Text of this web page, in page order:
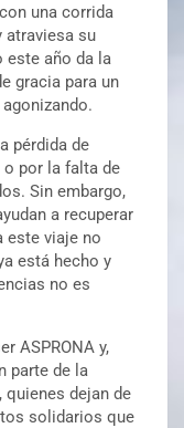
una corrida
atraviesa su
este año da la
gracia para un
pérdida de
por la falta de
Sin embargo,
a recuperar
este viaje no
está hecho y
no es
ASPRONA y,
parte de la
dejan de
solidarios que